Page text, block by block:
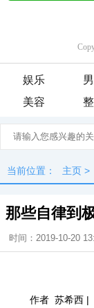
娱乐
美容
当前位置： 主页 >
那些自律到
时间：2019-10-20
作者 苏希西 |